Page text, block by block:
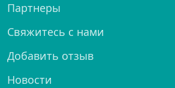
Партнеры
Свяжитесь с нами
Добавить отзыв
Новости